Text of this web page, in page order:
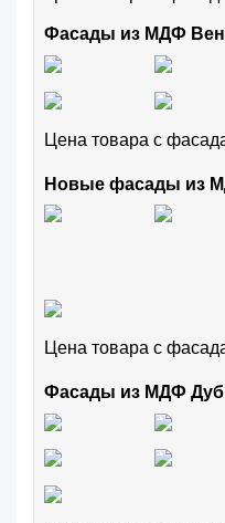
Фасады из МДФ
Цена товара с
Новые фасады из
Цена товара с
Фасады из МДФ Дуб